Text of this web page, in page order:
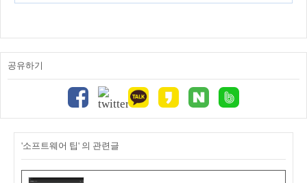
공유하기
'소프트웨어 팁' 의 관련글